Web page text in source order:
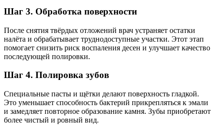
Шаг 3. Обработка поверхности
После снятия твёрдых отложений врач устраняет остатки
налёта и обрабатывает труднодоступные участки. Этот этап
помогает снизить риск воспаления десен и улучшает качество
последующей полировки.
Шаг 4. Полировка зубов
Специальные пасты и щётки делают поверхность гладкой.
Это уменьшает способность бактерий прикрепляться к эмали
и замедляет повторное образование камня. Зубы приобретают
более чистый и ровный вид.